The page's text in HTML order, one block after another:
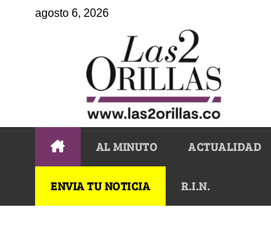
agosto 6, 2026
AL MINUTO ACTUALIDAD
ENVIA TU NOTICIA R.I.N.